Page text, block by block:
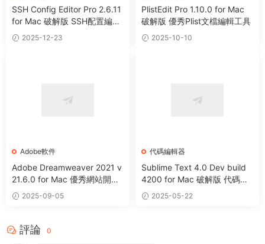
SSH Config Editor Pro 2.6.11
for Mac 破解版 SSH配置編輯
器工具
2025-12-23
PlistEdit Pro 1.10.0 for Mac
破解版 優秀Plist文檔編輯工具
2025-10-10
Adobe軟件
Adobe Dreamweaver 2021 v
21.6.0 for Mac 優秀網站開發
網頁代碼編輯器
2025-09-05
代碼編輯器
Sublime Text 4.0 Dev build
4200 for Mac 破解版 代碼編
輯器軟件
2025-05-22
評論 0